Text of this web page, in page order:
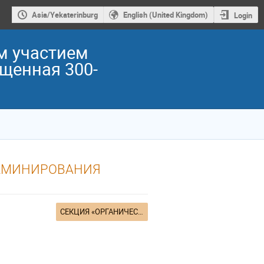
Asia/Yekaterinburg English (United Kingdom) Login
участием
300-
СЕКЦИЯ «ОРГАНИЧЕСКАЯ ХИМИЯ»